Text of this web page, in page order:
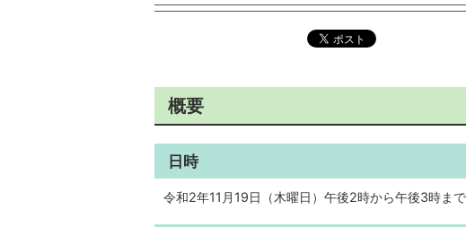
概要
日時
令和2年11月19日（木曜日）午後2時から午後3時まで